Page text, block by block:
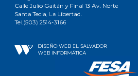
Calle Julio Gaitán y Final 13 Av. Norte
Santa Tecla, La Libertad.
Tel.(503) 2514-3166
DISEÑO WEB EL SALVADOR
WEB INFORMÁTICA